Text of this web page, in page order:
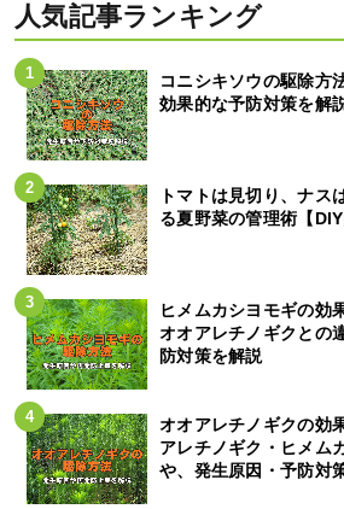
人気記事ランキング
コニシキソウの駆除
効果的な予防対策を解
トマトは見切り、ナス
る夏野菜の管理術【
ヒメムカシヨモギの効
オオアレチノギクとの
防対策を解説
オオアレチノギクの効
アレチノギク・ヒメム
や、発生原因・予防対